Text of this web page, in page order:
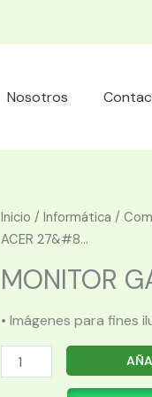
Nosotros
Inicio / Informática /
ACER 27&#8...
MONITOR
• Imágenes para
MONITOR
GAMER